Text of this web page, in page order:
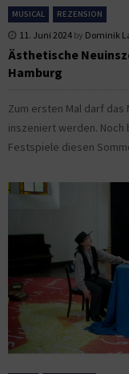
MUSICAL REZENSION
11. Juni 2024 by Dominik
Ästhetische
Hamburg
Zum ersten Mal darf das
inszeniert werden.
Festspiele diesen